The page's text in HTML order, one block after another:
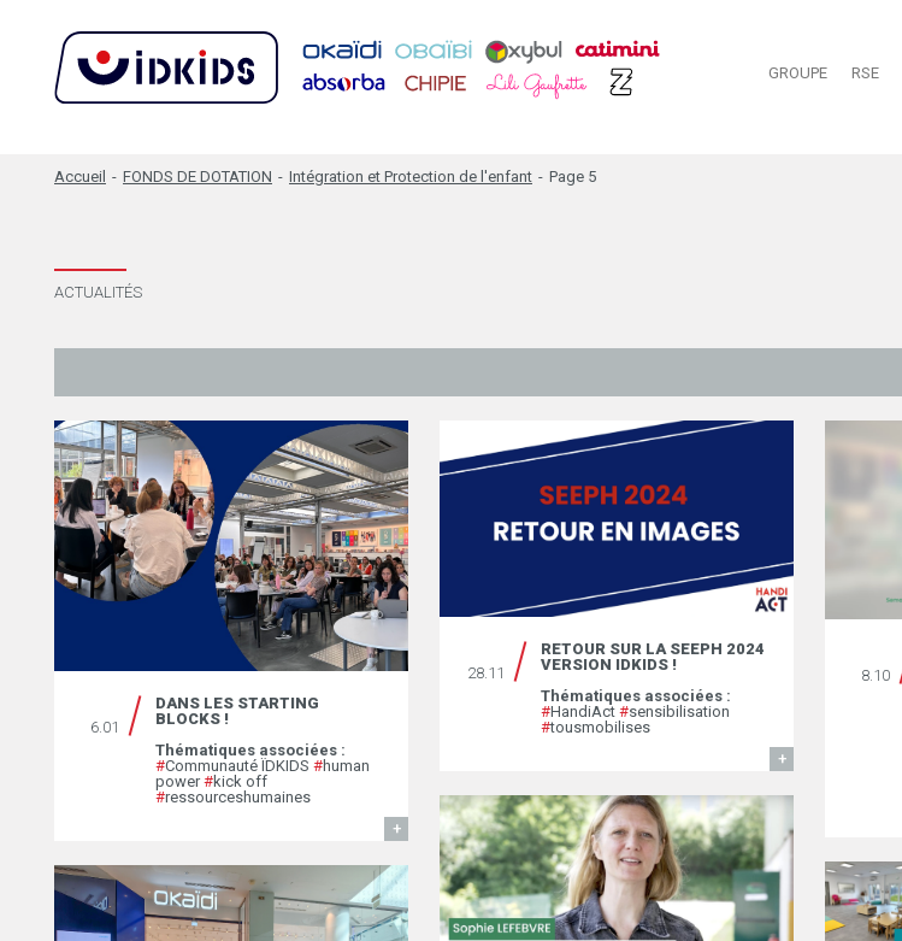
GROUPE RSE
Accueil - FONDS DE DOTATION - Intégration et Protection de l'enfant - Page 5
ACTUALITÉS
6.01
DANS LES STARTING
BLOCKS !
Thématiques associées :
#Communauté ÏDKIDS #human
power#kick off
#ressourceshumaines
EN SAVOIR
28.11
RETOUR SUR LA SEEPH 2024
VERSION IDKIDS !
Thématiques associées :
#HandiAct #sensibilisation
#tousmobilises
8.10